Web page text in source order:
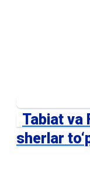
Tabiat va
sherlar